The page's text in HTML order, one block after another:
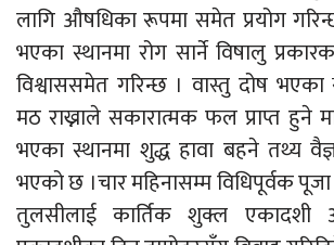
लागि औषधिका रूपमा समेत प्रयोग
भएका स्थानमा रोग सार्ने विषालु
विश्वाससमेत गरिन्छ । वास्तु दोष
मठ राख्नाले सकारात्मक फल प्राप्त हुने
भएका स्थानमा शुद्ध हावा बहने तथ्य
भएको छ ।चार महिनासम्म विधिपूर्वक
तुलसीलाई कार्तिक शुक्ल एकादशी